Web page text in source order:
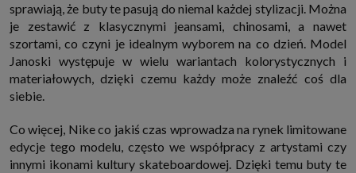
sprawiają, że buty te pasują do niemal każdej stylizacji. Można
je zestawić z klasycznymi jeansami, chinosami, a nawet
szortami, co czyni je idealnym wyborem na co dzień. Model
Janoski występuje w wielu wariantach kolorystycznych i
materiałowych, dzięki czemu każdy może znaleźć coś dla
siebie.
Co więcej, Nike co jakiś czas wprowadza na rynek limitowane
edycje tego modelu, często we współpracy z artystami czy
innymi ikonami kultury skateboardowej. Dzięki temu buty te